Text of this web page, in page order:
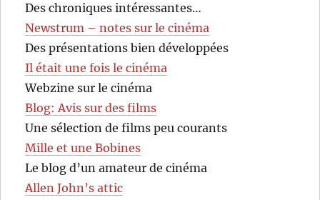
Des chroniques intéressantes…
Newstrum – notes sur le cinéma
Des présentations bien développées
Il était une fois le cinéma
Webzine sur le cinéma
Blog: Avis sur des films
Une sélection de films peu courants
Mille et une Bobines
Le blog d’un amateur de cinéma
Allen John’s attic